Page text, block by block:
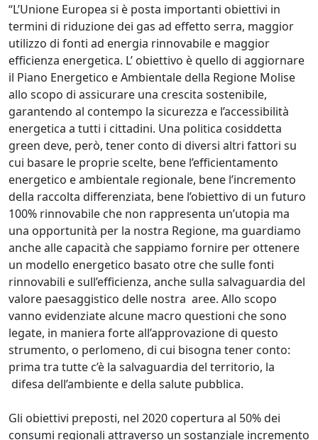
“L’Unione Europea si è posta importanti obiettivi in
termini di riduzione dei gas ad effetto serra, maggior
utilizzo di fonti ad energia rinnovabile e maggior
efficienza energetica. L’ obiettivo è quello di aggiornare
il Piano Energetico e Ambientale della Regione Molise
allo scopo di assicurare una crescita sostenibile,
garantendo al contempo la sicurezza e l’accessibilità
energetica a tutti i cittadini. Una politica cosiddetta
green deve, però, tener conto di diversi altri fattori su
cui basare le proprie scelte, bene l’efficientamento
energetico e ambientale regionale, bene l’incremento
della raccolta differenziata, bene l’obiettivo di un futuro
100% rinnovabile che non rappresenta un’utopia ma
una opportunità per la nostra Regione, ma guardiamo
anche alle capacità che sappiamo fornire per ottenere
un modello energetico basato otre che sulle fonti
rinnovabili e sull’efficienza, anche sulla salvaguardia del
valore paesaggistico delle nostra aree. Allo scopo
vanno evidenziate alcune macro questioni che sono
legate, in maniera forte all’approvazione di questo
strumento, o perlomeno, di cui bisogna tener conto:
prima tra tutte c’è la salvaguardia del territorio, la
difesa dell’ambiente e della salute pubblica.
Gli obiettivi preposti, nel 2020 copertura al 50% dei
consumi regionali attraverso un sostanziale incremento